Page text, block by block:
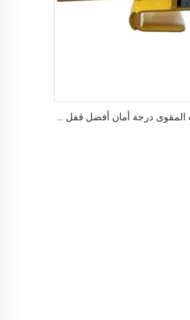
قفل باب من الصلب المقوى درجة أمان أفضل قفل شحن حاوية مع 4 مفاتيح